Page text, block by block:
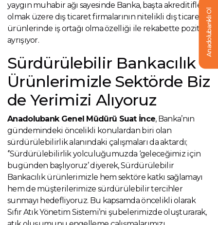
yaygın muhabir ağı sayesinde Banka, başta akreditifler
olmak üzere dış ticaret firmalarının nitelikli dış ticaret
ürünlerinde iş ortağı olma özelliği ile rekabette pozitif
ayrışıyor.
Sürdürülebilir Bankacılık
Ürünlerimizle Sektörde Biz
de Yerimizi Alıyoruz
Anadolubank Genel Müdürü Suat İnce, Banka’nın
gündemindeki öncelikli konulardan biri olan
sürdürülebilirlik alanındaki çalışmaları da aktardı;
‘’Sürdürülebilirlik yolculuğumuzda ‘geleceğimiz için
bugünden başlıyoruz’ diyerek, Sürdürülebilir
Bankacılık ürünlerimizle hem sektöre katkı sağlamayı
hem de müşterilerimize sürdürülebilir tercihler
sunmayı hedefliyoruz. Bu kapsamda öncelikli olarak
Sıfır Atık Yönetim Sistemi’ni şubelerimizde oluşturarak,
Anadolubanklı Ol